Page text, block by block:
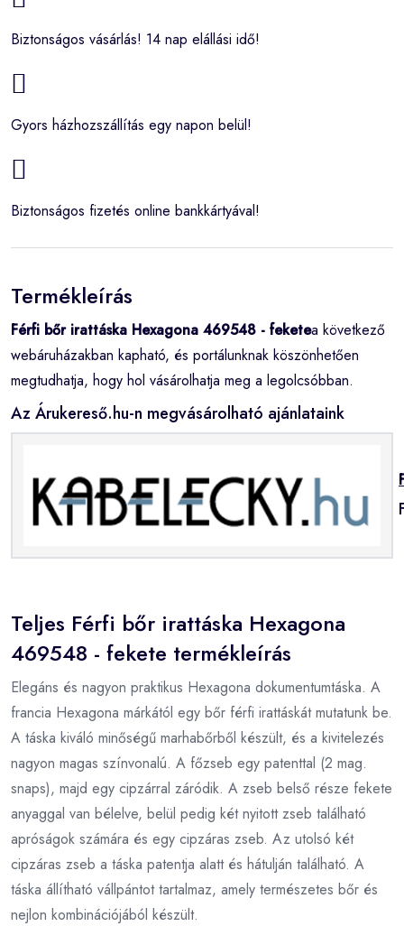
Biztonságos vásárlás! 14 nap elállási idő!
Gyors házhozszállítás egy napon belül!
Biztonságos fizetés online bankkártyával!
Termékleírás
Férfi bőr irattáska Hexagona 469548 - feketea következő
webáruházakban kapható, és portálunknak köszönhetően
megtudhatja, hogy hol vásárolhatja meg a legolcsóbban.
Az Árukereső.hu-n megvásárolható ajánlataink
Teljes Férfi bőr irattáska Hexagona
469548 - fekete termékleírás
Elegáns és nagyon praktikus Hexagona dokumentumtáska. A
francia Hexagona márkától egy bőr férfi irattáskát mutatunk be.
A táska kiváló minőségű marhabőrből készült, és a kivitelezés
nagyon magas színvonalú. A főzseb egy patenttal (2 mag.
snaps), majd egy cipzárral záródik. A zseb belső része fekete
anyaggal van bélelve, belül pedig két nyitott zseb található
apróságok számára és egy cipzáras zseb. Az utolsó két
cipzáras zseb a táska patentja alatt és hátulján található. A
táska állítható vállpántot tartalmaz, amely természetes bőr és
nejlon kombinációjából készült.